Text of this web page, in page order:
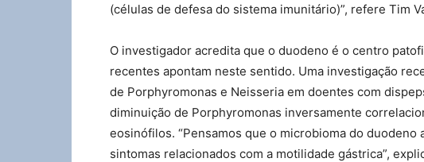
(células de defesa do sistema imunitário)”, refere Tim
O investigador acredita que o duodeno é o centro
recentes apontam neste sentido. Uma investigação
de Porphyromonas e Neisseria em doentes com
diminuição de Porphyromonas inversamente
eosinófilos. “Pensamos que o microbioma do duodeno
sintomas relacionados com a motilidade gástrica”,